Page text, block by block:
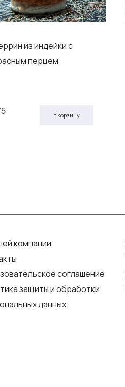
из индейки с
перцем
в корзину
компании
соглашение
защиты и обработки
данных